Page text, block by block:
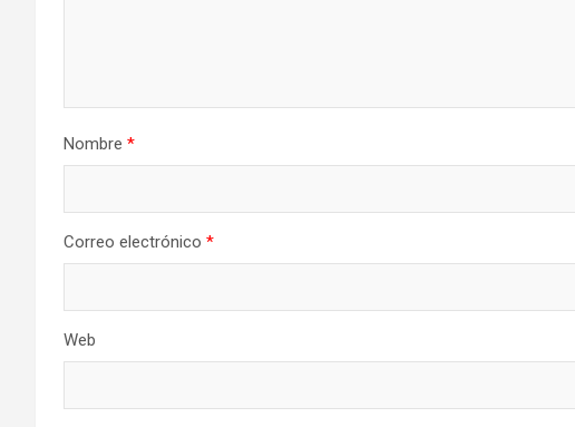
Nombre *
Correo electrónico *
Web